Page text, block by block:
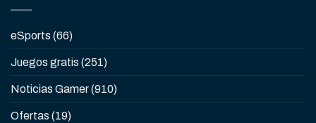
eSports (66)
Juegos gratis (251)
Noticias Gamer(910)
Ofertas (19)